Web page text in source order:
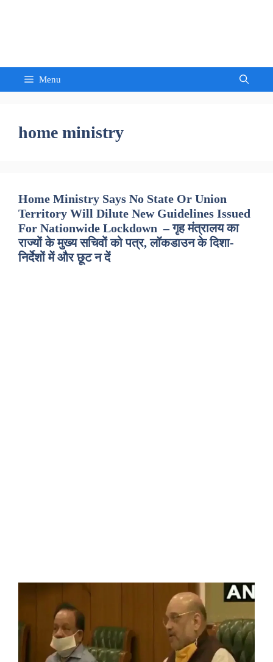
Menu
home ministry
Home Ministry Says No State Or Union
Territory Will Dilute New Guidelines Issued
For Nationwide Lockdown – गृह मंत्रालय का
राज्यों के मुख्य सचिवों को पत्र, लॉकडाउन के दिशा-
निर्देशों में और छूट न दें